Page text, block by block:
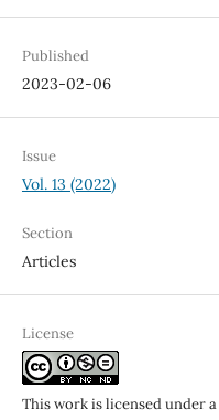
Published
2023-02-06
Issue
Vol. 13 (2022)
Section
Articles
License
This work is licensed under a